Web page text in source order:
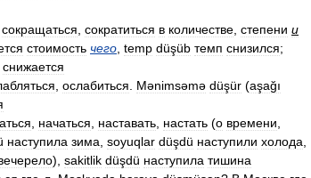
сокращаться сократиться в количестве степени и
стоимость чего temp düşüb темп снизился;
снижается
ослабиться Mənimsəmə düşür (aşağı
начаться наставать настать (о времени
наступила зима soyuqlar düşdü наступили холода
), sakitlik düşdü наступила тишина